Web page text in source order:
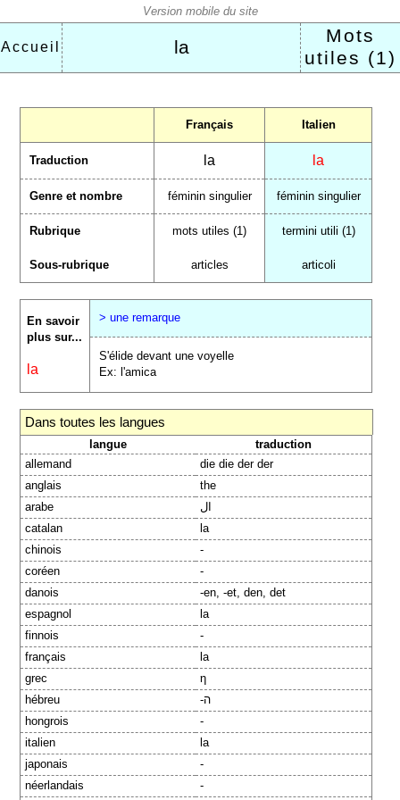
Accueil la
Mots
utiles (1)
Français Italien
Traduction la la
Genre et nombre féminin singulier féminin singulier
Rubrique mots utiles (1) termini utili (1)
Sous-rubrique articles articoli
En savoir
plus sur...
la
> une remarque
S'élide devant une voyelle
Ex: l'amica
Dans toutes les langues
langue
traduction
allemand
die die der der
anglais
the
arabe
ال
catalan
la
chinois
-
coréen
-
danois
-en, -et, den, det
espagnol
la
finnois
-
français
la
grec
η
hébreu
-ה
hongrois
-
italien
la
japonais
-
néerlandais
-